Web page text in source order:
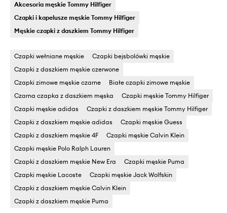
Akcesoria męskie Tommy Hilfiger
Czapki i kapelusze męskie Tommy Hilfiger
Męskie czapki z daszkiem Tommy Hilfiger
Czapki wełniane męskie
Czapki bejsbolówki męskie
Czapki z daszkiem męskie czerwone
Czapki zimowe męskie czarne
Białe czapki zimowe męskie
Czarna czapka z daszkiem męska
Czapki męskie Tommy Hilfiger
Czapki męskie adidas
Czapki z daszkiem męskie Tommy Hilfiger
Czapki z daszkiem męskie adidas
Czapki męskie Guess
Czapki z daszkiem męskie 4F
Czapki męskie Calvin Klein
Czapki męskie Polo Ralph Lauren
Czapki z daszkiem męskie New Era
Czapki męskie Puma
Czapki męskie Lacoste
Czapki męskie Jack Wolfskin
Czapki z daszkiem męskie Calvin Klein
Czapki z daszkiem męskie Puma